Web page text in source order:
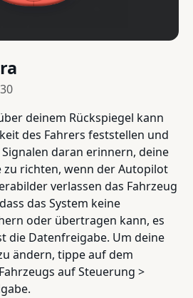
deinem Rückspiegel kann
des Fahrers feststellen und
daran erinnern, deine
zu richten, wenn der Autopilot
verlassen das Fahrzeug
das System keine
oder übertragen kann, es
die Datenfreigabe. Um deine
ändern, tippe auf dem
auf Steuerung >